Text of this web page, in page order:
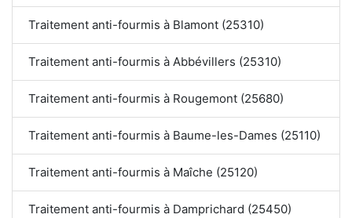
Traitement anti-fourmis à Blamont (25310)
Traitement anti-fourmis à Abbévillers (25310)
Traitement anti-fourmis à Rougemont (25680)
Traitement anti-fourmis à Baume-les-Dames (25110)
Traitement anti-fourmis à Maîche (25120)
Traitement anti-fourmis à Damprichard (25450)